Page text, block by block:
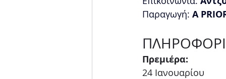
Παραγωγή: A
Πρεμιέρα:
24 Ιανουαρίου